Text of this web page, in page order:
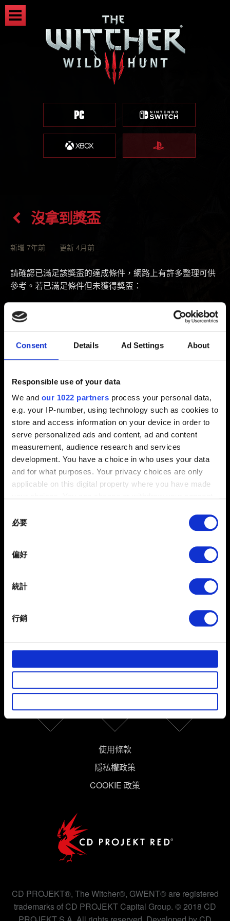
Consent Details Ad Settings About
Responsible use of your data
We and our 1022 partners process your personal data,
e.g. your IP-number, using technology such as cookies to
store and access information on your device in order to
serve personalized ads and content, ad and content
measurement, audience research and services
development. You have a choice in who uses your data
and for what purposes. Your privacy choices are only
applicable on this digital property where you have made
the Privacy trigger icon.
Collect information about your geographical
meters
Identify your device by actively scanning it for
Find out more about how your personal data is processed
了讓我們蒐集技術上或針對網站內容的回饋，讓您的使用
體驗更加順暢。像是透過社群網站了解您的喜好，並為您
推薦合適的內容，偶爾這些資訊也會提供我們的合作夥伴
參考。不過這些非強制性的 Cookies 一定會事先徵詢您的
下方的「設定」可以讓您調整偏好，並了解我們使用
Selection
必要
偏好
統計
行銷
沒拿到獎盃
新增 7年前 更新 4月前
請確認已滿足該獎盃的達成條件，網路上有許多整理可供
參考。若已滿足條件但未獲得獎盃：
請依照下列步驟清除 PlayStation 主機的快取資料：
2. PlayStation 主機上的指示燈熄滅且不再閃爍後，拔除主
機後方的電源線。
4. PlayStation 主機重新接上電源線，啟動主機並確認問題
是否已排除。
系統將因此進行硬重置。之後，若啟動遊戲未使玩家自動
獲得獎盃，請再試試看滿足條件一次（玩家可能需要載入
滿足目標前的保存檔案）。
繁體中文
使用條款
隱私權政策
COOKIE 政策
CD PROJEKT®, The Witcher®, GWENT® are registered
trademarks of CD PROJEKT Capital Group. © 2018 CD